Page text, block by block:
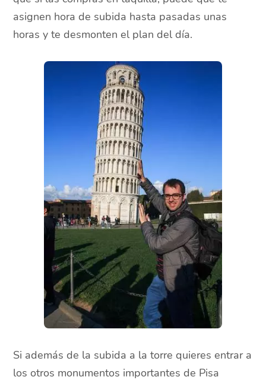
asignen hora de subida hasta pasadas unas
horas y te desmonten el plan del día.
Si además de la subida a la torre quieres entrar a
los otros monumentos importantes de Pisa